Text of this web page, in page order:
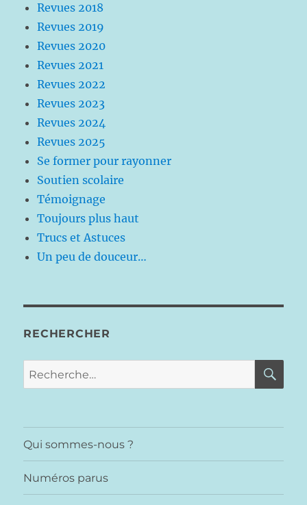
Revues 2018
Revues 2019
Revues 2020
Revues 2021
Revues 2022
Revues 2023
Revues 2024
Revues 2025
Se former pour rayonner
Soutien scolaire
Témoignage
Toujours plus haut
Trucs et Astuces
Un peu de douceur…
RECHERCHER
Recherche
pour :
Qui sommes-nous ?
Numéros parus